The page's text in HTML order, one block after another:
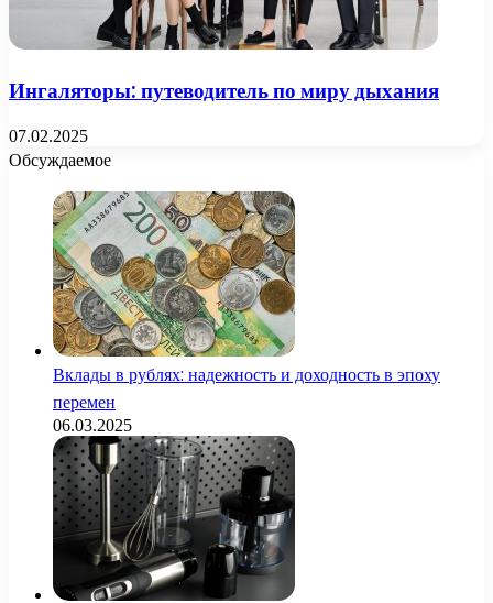
Ингаляторы: путеводитель по миру дыхания
07.02.2025
Обсуждаемое
Вклады в рублях: надежность и доходность в эпоху
перемен
06.03.2025